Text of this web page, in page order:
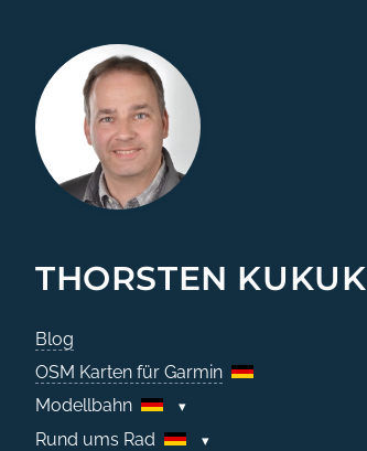
THORSTEN KUKUK
Blog
OSM Karten für Garmin
Modellbahn
Rund ums Rad